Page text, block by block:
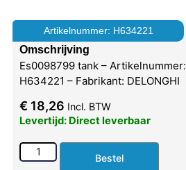
Artikelnummer: H634221
Omschrijving
Es0098799 tank – Artikelnummer:
H634221 – Fabrikant: DELONGHI
€ 18,26 Incl. BTW
Levertijd: Direct leverbaar
Bestel